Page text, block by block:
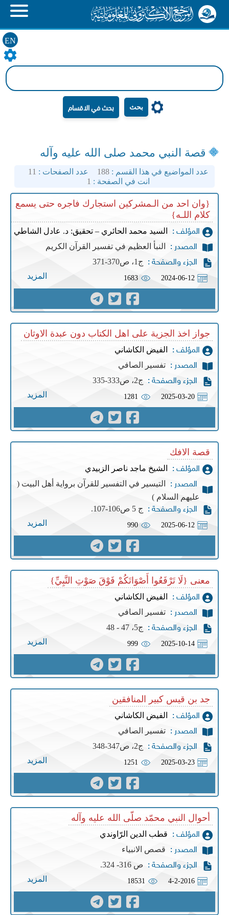
EN
بحث
قصة النبي محمد صلى الله عليه وآله
عدد المواضيع في هذا القسم :188 عدد الصفحات : 11
انت في الصفحة : 1
{وان احد من الـمشركين استجارك فاجره حتى يسمع
كلام اللـه}
المؤلف : السيد محمد الحائري – تحقيق: د. عادل الشاطي
المصدر : النبأ العظيم في تفسير القرآن الكريم
الجزء والصفحة : ج1، ص370-371
2024-06-12
1683 المزيد
جواز اخذ الجزية على اهل الكتاب دون عبدة الاوثان
المؤلف : الفيض الكاشاني
المصدر : تفسير الصافي
الجزء والصفحة : ج2، ص333-335
2025-03-20
1281 المزيد
قصة الافك
المؤلف : الشيخ ماجد ناصر الزبيدي
المصدر :
التيسير في التفسير للقرآن برواية أهل البيت (
عليهم السلام )
الجزء والصفحة : ج 5 ص106-107.
2025-06-12
990 المزيد
معنى {لَا تَرْفَعُوا أَصْوَاتَكُمْ فَوْقَ صَوْتِ النَّبِيِّ}
المؤلف : الفيض الكاشاني
المصدر : تفسير الصافي
الجزء والصفحة : ج5، 47 - 48
2025-10-14
999 المزيد
جد بن قيس كبير المنافقين
المؤلف : الفيض الكاشاني
المصدر : تفسير الصافي
الجزء والصفحة : ج2، ص347-348
2025-03-23
1251 المزيد
أحوال النبي محمّد صلّى الله عليه وآله
المؤلف : قطب الدين الرّاوندي
المصدر : قصص الانبياء
الجزء والصفحة : ص 316- 324.
4-2-2016
18531 المزيد